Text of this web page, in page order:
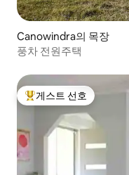
Canowindra의 목장
풍차 전원주택
상위 게스트 선호
게스트 선호